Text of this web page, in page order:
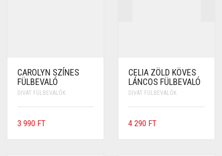
CAROLYN SZÍNES
FÜLBEVALÓ
DIVAT FÜLBEVALÓK
3 990 FT
CELIA ZÖLD KÖVES
LÁNCOS FÜLBEVALÓ
DIVAT FÜLBEVALÓK
4 290 FT